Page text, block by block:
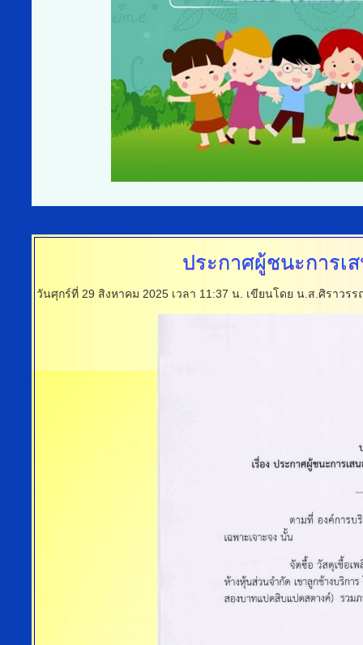
ประกาศผู้ชนะการเ
วันศุกร์ที่ 29 สิงหาคม 2025 เวลา 11:37 น. เขียนโดย น.ส.ศิราวร